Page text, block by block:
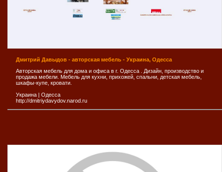
Дмитрий Давыдов - авторская мебель - Украина, Одесса
Авторская мебель для дома и офиса в г. Одесса . Дизайн, производство и
продажа мебели. Мебель для кухни, прихожей, спальни, детская мебель,
шкафы-купе, кровати.
Украина
Одесса
http://dmitriydavydov.narod.ru